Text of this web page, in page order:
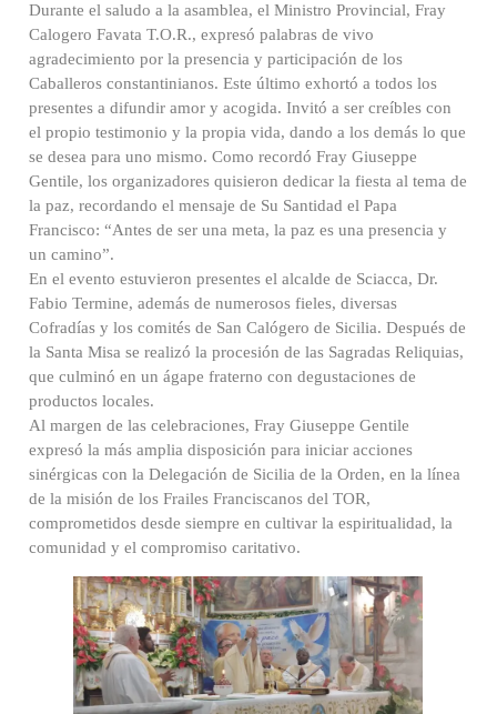
Durante el saludo a la asamblea, el Ministro Provincial, Fray
Calogero Favata T.O.R., expresó palabras de vivo
agradecimiento por la presencia y participación de los
Caballeros constantinianos. Este último exhortó a todos los
presentes a difundir amor y acogida. Invitó a ser creíbles con
el propio testimonio y la propia vida, dando a los demás lo que
se desea para uno mismo. Como recordó Fray Giuseppe
Gentile, los organizadores quisieron dedicar la fiesta al tema de
la paz, recordando el mensaje de Su Santidad el Papa
Francisco: “Antes de ser una meta, la paz es una presencia y
un camino”.
En el evento estuvieron presentes el alcalde de Sciacca, Dr.
Fabio Termine, además de numerosos fieles, diversas
Cofradías y los comités de San Calógero de Sicilia. Después de
la Santa Misa se realizó la procesión de las Sagradas Reliquias,
que culminó en un ágape fraterno con degustaciones de
productos locales.
Al margen de las celebraciones, Fray Giuseppe Gentile
expresó la más amplia disposición para iniciar acciones
sinérgicas con la Delegación de Sicilia de la Orden, en la línea
de la misión de los Frailes Franciscanos del TOR,
comprometidos desde siempre en cultivar la espiritualidad, la
comunidad y el compromiso caritativo.